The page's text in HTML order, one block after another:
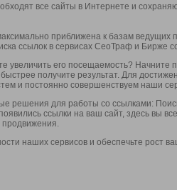
все сайты в Интернете и
приближена к базам ведущих
ссылок в сервисах СеоТраф и Бирже
увеличить его посещаемость?
быстрее получите результат. Для
и постоянно совершенствуем наши
решения для работы со ссылками:
ссылки на ваш сайт, здесь вы
наших сервисов и обеспечьте рост